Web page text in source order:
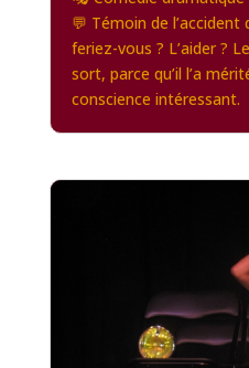
💬 Témoin de l’accident
feriez-vous ? L’aider ?
sort, parce qu’il l’a
conscience intéressant.